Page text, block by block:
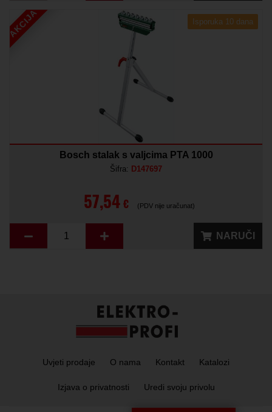
AKCIJA Isporuka 10 dana
Bosch stalak s valjcima PTA 1000
Šifra: D147697
57,54 € (PDV nije uračunat)
NARUČI
Uvjeti prodaje O nama Kontakt Katalozi
Izjava o privatnosti Uredi svoju privolu